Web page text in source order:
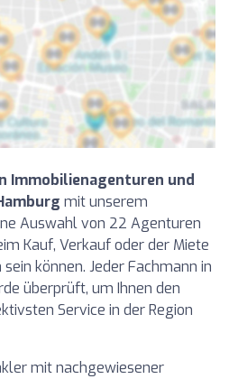
Immobilienagenturen und
mit unserem
Auswahl von 22 Agenturen
Kauf, Verkauf oder der Miete
können. Jeder Fachmann in
überprüft, um Ihnen den
Service in der Region
mit nachgewiesener